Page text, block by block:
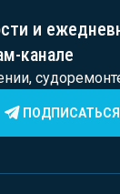
и
канале
ПОДПИСАТЬСЯ